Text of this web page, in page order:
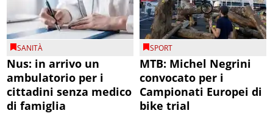
SANITÀ
Nus: in arrivo un
ambulatorio per i
cittadini senza medico
di famiglia
SPORT
MTB: Michel Negrini
convocato per i
Campionati Europei di
bike trial